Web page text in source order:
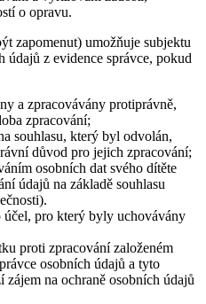
o opravu.
zapomenut) umožňuje subjektu
údajů z evidence správce, pokud
a zpracovávány protiprávně,
zpracování;
souhlasu, který byl odvolán,
důvod pro jejich zpracování;
osobních dat svého dítěte
údajů na základě souhlasu
účel, pro který byly uchovávány
proti zpracování založeném
osobních údajů a tyto
zájem na ochraně osobních údajů